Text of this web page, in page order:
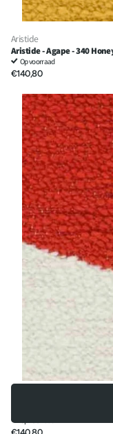
Aristide
Aristide - Agape - 340
Op voorraad
€140,80